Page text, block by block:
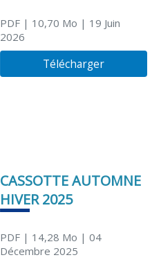
PDF| 10,70 Mo | 19 Juin
2026
Télécharger
CASSOTTE AUTOMNE
HIVER 2025
PDF| 14,28 Mo | 04
Décembre 2025